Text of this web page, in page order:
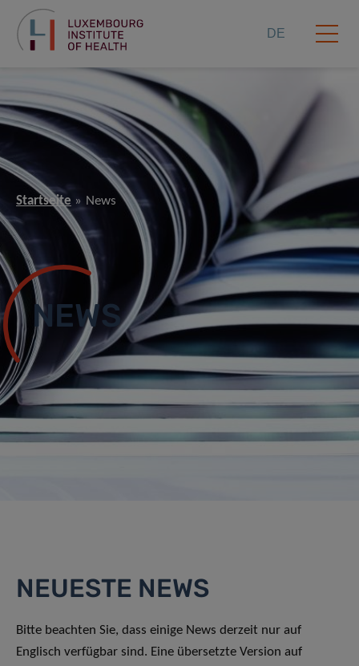
DE
Startseite News
NEWS
NEUESTE NEWS
Bitte beachten Sie, dass einige News derzeit nur auf
Englisch verfügbar sind. Eine übersetzte Version auf